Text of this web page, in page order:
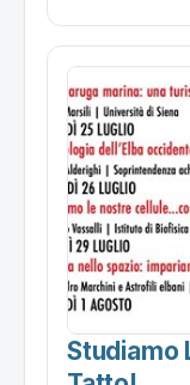
Studiamo